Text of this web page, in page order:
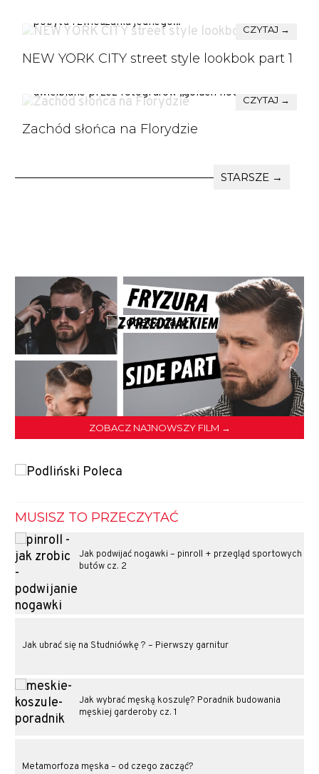
pobytu i zwiedzania jednego...
CZYTAJ →
NEW YORK CITY street style lookbok part 1
Przerwałem wylegiwanie się w basenie, żeby w
uwielbiane przez fotografów „golden hour”, czyli...
CZYTAJ →
Zachód słońca na Florydzie
STARSZE →
ZOBACZ NAJNOWSZY FILM →
MUSISZ TO PRZECZYTAĆ
Jak podwijać nogawki – pinroll + przegląd sportowych
butów cz. 2
Jak ubrać się na Studniówkę ? – Pierwszy garnitur
Jak wybrać męską koszulę? Poradnik budowania
męskiej garderoby cz. 1
Metamorfoza męska – od czego zacząć?